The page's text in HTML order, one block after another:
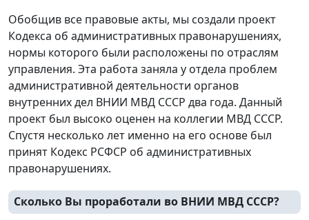
Обобщив все правовые акты, мы создали проект
Кодекса об административных правонарушениях,
нормы которого были расположены по отраслям
управления. Эта работа заняла у отдела проблем
административной деятельности органов
внутренних дел ВНИИ МВД СССР два года. Данный
проект был высоко оценен на коллегии МВД СССР.
Спустя несколько лет именно на его основе был
принят Кодекс РСФСР об административных
правонарушениях.
Сколько Вы проработали во ВНИИ МВД СССР?